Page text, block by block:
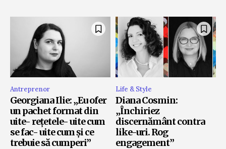
Antreprenor
Georgiana Ilie: „Eu ofer
un pachet format din
uite- rețetele- uite cum
se fac- uite cum și ce
trebuie să cumperi”
Life & Style
Diana Cosmin:
„Închiriez
discernământ contra
like-uri. Rog
engagement”